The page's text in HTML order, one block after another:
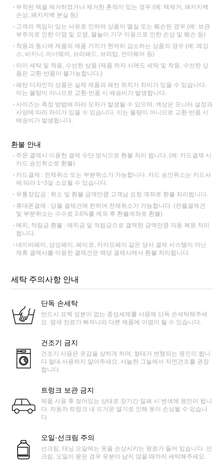
부착된 택을 제거하였거나 제거한 흔적이 있는 경우 (예: 택제거, 패키지백
손상, 패키지백 분실 등)
고객의 책임이 있는 사유로 인하여 상품이 멸실 또는 훼손된 경우 (예: 보관
부주의로 인한 이염 및 오염, 물놀이 기구 이용으로 인한 손상 및 훼손 등)
착용과 동시에 제품의 제품 가치가 현저히 감소하는 상품의 경우 (예: 레깅
스, 비키니, 이너웨어, 브라패드, 브라탑, 언더웨어 등)
이미 세탁 및 착용, 수선한 상품 (제품 하자 시에도 세탁 및 착용, 수선한 상
품은 교환·반품이 불가능합니다.)
패턴 디자인의 상품은 실제 제품과 패턴 위치가 차이가 있을 수 있습니다.
이는 불량이 아니므로 교환·반품 시 배송비가 발생합니다.
사이즈는 측정 방법에 따라 오차가 발생될 수 있으며, 색상은 모니터 설정과
사양에 따라 차이가 있을 수 있습니다. 이는 불량이 아니므로 교환·반품 시
배송비가 발생됩니다.
환불 안내
주문 결제시 이용한 결제 수단 방식으로 환불 처리 됩니다. (예: 카드결제 시
카드 승인취소로 환불)
카드결제 : 전체취소 또는 부분취소가 가능합니다. 카드 승인취소는 카드사
에 따라 1~3일 소요될 수 있습니다.
무통장입금 : 취소 및 환불 금액만큼 고객님 요청 계좌로 환불 처리됩니다.
휴대폰결제 : 당월 결제건에 한하여 전체취소가 가능합니다. (전월결제건
및 부분취소는 수수료 3.6%를 제외 후 환불계좌로 환불)
예치, 적립금 환불 : 예치금 및 적립금으로 결제한 금액만큼 자동 복원 처리
됩니다.
네이버페이, 삼성페이, 페이코, 카카오페이 같은 당사 결제 시스템이 아닌
제휴 결제사를 이용한 결제건은 해당 결제사에서 환불 처리됩니다.
세탁 주의사항 안내
단독 손세탁
반드시 표백 성분이 없는 중성세제를 사용해 단독 손세탁해주세
요. 염색 잔료가 빠져나와 다른 제품에 이염이 될 수 있습니다.
건조기 금지
건조기 사용은 옷감을 상하게 하며, 형태가 변형되는 원인이 됩니
다.절대 사용하지 말아주세요. 서늘한 그늘에서 자연건조를 권장
합니다.
트렁크 보관 금지
제품 사용 후 젖어있는 상태로 장기간 밀폐 시 변색에 원인이 됩니
다. 자동차 트렁크 내 뜨거운 열기로 인해 옷이 손상될 수 있습니
다.
오일·선크림 주의
선크림, 태닝 오일에는 옷을 손상시키는 원료가 들어 있습니다. 선
크림, 오일이 묻은 경우 유분이 남지 않을 때까지 세탁해주세요.